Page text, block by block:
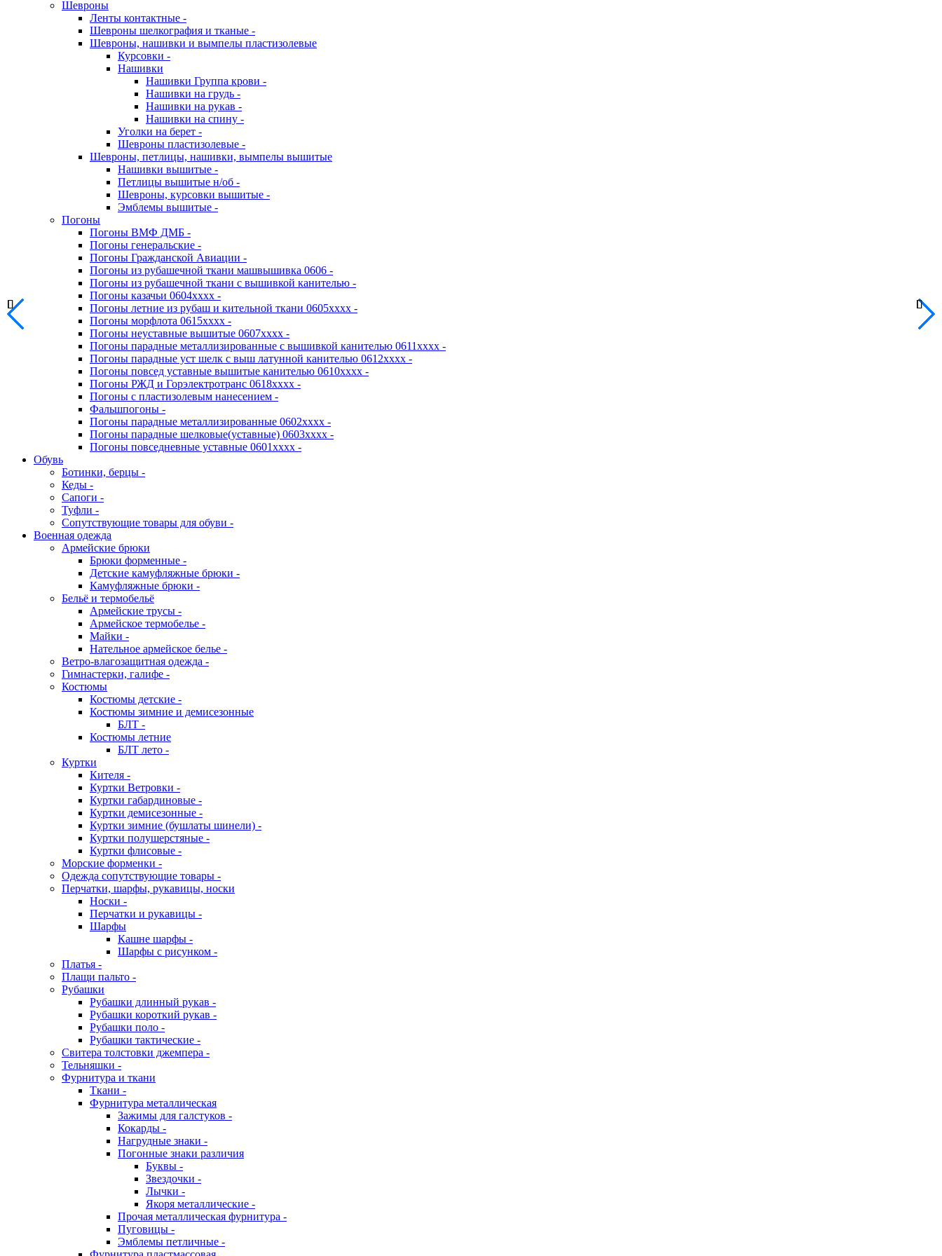
Шевроны
Ленты контактные -
Шевроны шелкография и тканые -
Шевроны, нашивки и вымпелы пластизолевые
Курсовки -
Нашивки
Нашивки Группа крови -
Нашивки на грудь -
Нашивки на рукав -
Нашивки на спину -
Уголки на берет -
Шевроны пластизолевые -
Шевроны, петлицы, нашивки, вымпелы вышитые
Нашивки вышитые -
Петлицы вышитые н/об -
Шевроны, курсовки вышитые -
Эмблемы вышитые -
Погоны
Погоны ВМФ ДМБ -
Погоны генеральские -
Погоны Гражданской Авиации -
Погоны из рубашечной ткани машвышивка 0606 -
Погоны из рубашечной ткани с вышивкой канителью -
Погоны казачьи 0604хххх -
Погоны летние из рубаш и кительной ткани 0605хххх -
Погоны морфлота 0615хххх -
Погоны неуставные вышитые 0607хххх -
Погоны парадные металлизированные с вышивкой канителью 0611хххх -
Погоны парадные уст шелк с выш латунной канителью 0612хххх -
Погоны повсед уставные вышитые канителью 0610хххх -
Погоны РЖД и Горэлектротранс 0618хххх -
Погоны с пластизолевым нанесением -
Фальшпогоны -
Погоны парадные металлизированные 0602хххх -
Погоны парадные шелковые(уставные) 0603хххх -
Погоны повседневные уставные 0601хххх -
Обувь
Ботинки, берцы -
Кеды -
Сапоги -
Туфли -
Сопутствующие товары для обуви -
Военная одежда
Армейские брюки
Брюки форменные -
Детские камуфляжные брюки -
Камуфляжные брюки -
Бельё и термобельё
Армейские трусы -
Армейское термобелье -
Майки -
Нательное армейское белье -
Ветро-влагозащитная одежда -
Гимнастерки, галифе -
Костюмы
Костюмы детские -
Костюмы зимние и демисезонные
БЛТ -
Костюмы летние
БЛТ лето -
Куртки
Кителя -
Куртки Ветровки -
Куртки габардиновые -
Куртки демисезонные -
Куртки зимние (бушлаты шинели) -
Куртки полушерстяные -
Куртки флисовые -
Морские форменки -
Одежда сопутствующие товары -
Перчатки, шарфы, рукавицы, носки
Носки -
Перчатки и рукавицы -
Шарфы
Кашне шарфы -
Шарфы с рисунком -
Платья -
Плащи пальто -
Рубашки
Рубашки длинный рукав -
Рубашки короткий рукав -
Рубашки поло -
Рубашки тактические -
Свитера толстовки джемпера -
Тельняшки -
Фурнитура и ткани
Ткани -
Фурнитура металлическая
Зажимы для галстуков -
Кокарды -
Нагрудные знаки -
Погонные знаки различия
Буквы -
Звездочки -
Лычки -
Якоря металлические -
Прочая металлическая фурнитура -
Пуговицы -
Эмблемы петличные -